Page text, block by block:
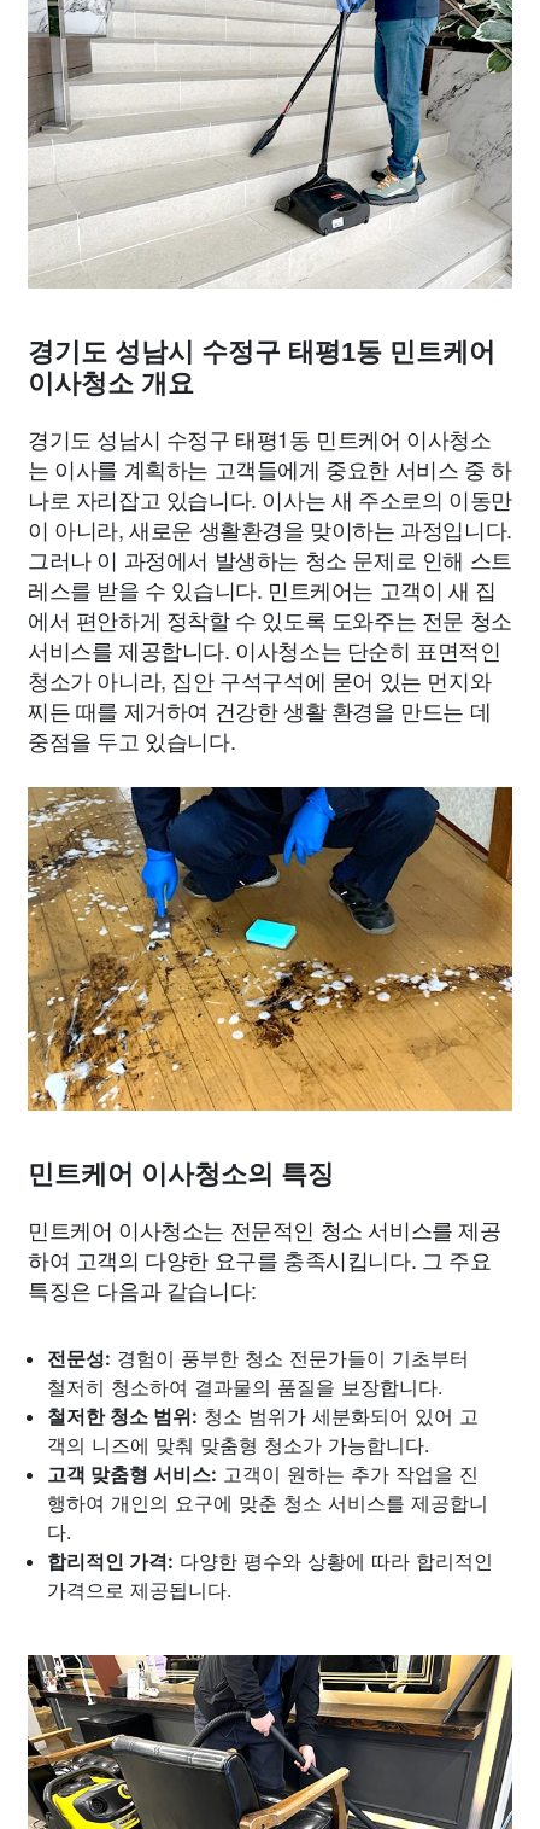
경기도 성남시 수정구 태평1동 민트케어
이사청소 개요
경기도 성남시 수정구 태평1동 민트케어 이사청소
는 이사를 계획하는 고객들에게 중요한 서비스 중 하
나로 자리잡고 있습니다. 이사는 새 주소로의 이동만
이 아니라, 새로운 생활환경을 맞이하는 과정입니다.
그러나 이 과정에서 발생하는 청소 문제로 인해 스트
레스를 받을 수 있습니다. 민트케어는 고객이 새 집
에서 편안하게 정착할 수 있도록 도와주는 전문 청소
서비스를 제공합니다. 이사청소는 단순히 표면적인
청소가 아니라, 집안 구석구석에 묻어 있는 먼지와
찌든 때를 제거하여 건강한 생활 환경을 만드는 데
중점을 두고 있습니다.
민트케어 이사청소의 특징
민트케어 이사청소는 전문적인 청소 서비스를 제공
하여 고객의 다양한 요구를 충족시킵니다. 그 주요
특징은 다음과 같습니다:
전문성: 경험이 풍부한 청소 전문가들이 기초부터
철저히 청소하여 결과물의 품질을 보장합니다.
철저한 청소 범위: 청소 범위가 세분화되어 있어 고
객의 니즈에 맞춰 맞춤형 청소가 가능합니다.
고객 맞춤형 서비스: 고객이 원하는 추가 작업을 진
행하여 개인의 요구에 맞춘 청소 서비스를 제공합니
다.
합리적인 가격: 다양한 평수와 상황에 따라 합리적인
가격으로 제공됩니다.